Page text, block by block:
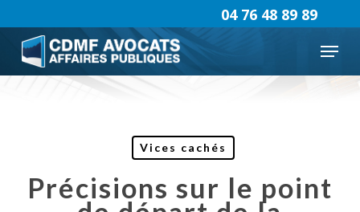
to
main
content
Menu
04 76 48 89 89
Vices cachés
Précisions sur le point